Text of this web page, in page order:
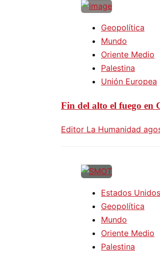
Geopolítica
Mundo
Oriente Medio
Palestina
Unión Europea
Fin del alto el fuego en
Editor La Humanidad
Estados Unidos
Geopolítica
Mundo
Oriente Medio
Palestina